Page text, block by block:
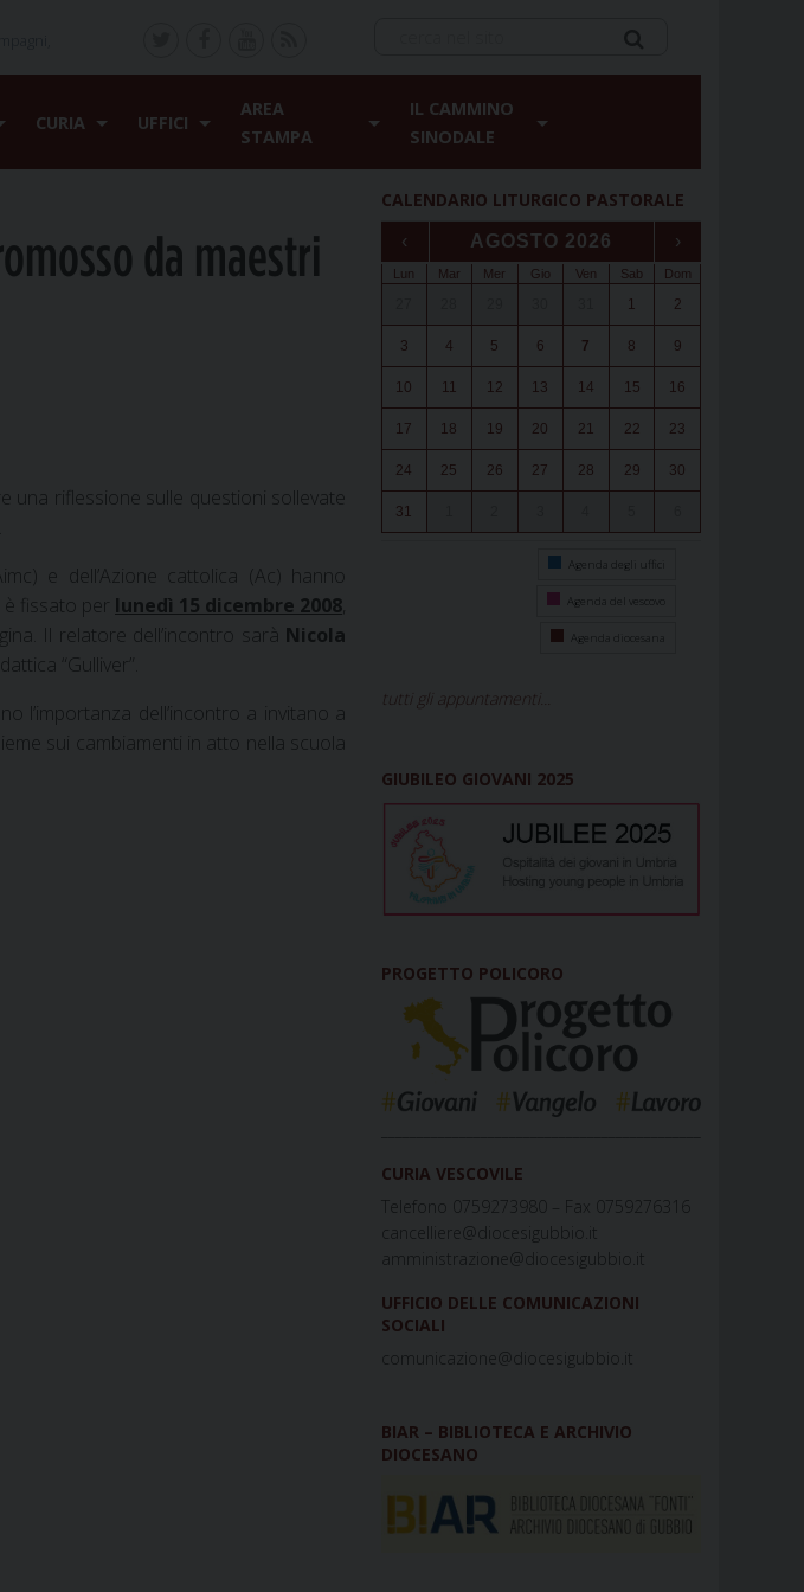
CURIA UFFICI
AREA
STAMPA
IL CAMMINO
SINODALE
da maestri
una riflessione sulle questioni sollevate
e dell’Azione cattolica (Ac) hanno
fissato per lunedì 15 dicembre 2008
Il relatore dell’incontro sarà Nicola
“Gulliver”.
l’importanza dell’incontro a invitano a
sui cambiamenti in atto nella scuola
CALENDARIO LITURGICO PASTORALE
‹ AGOSTO 2026 ›
Lun Mar Mer Gio Ven Sab Dom
1 2
3 4 5 6 7 8 9
10 11 12 13 14 15 16
17 18 19 20 21 22 23
24 25 26 27 28 29 30
31
Agenda degli uffici
Agenda del vescovo
Agenda diocesana
tutti gli appuntamenti...
GIUBILEO GIOVANI 2025
PROGETTO POLICORO
CURIA VESCOVILE
Telefono 0759273980 – Fax 0759276316
cancelliere@diocesigubbio.it
amministrazione@diocesigubbio.it
UFFICIO DELLE COMUNICAZIONI
SOCIALI
comunicazione@diocesigubbio.it
BIAR – BIBLIOTECA E ARCHIVIO
DIOCESANO